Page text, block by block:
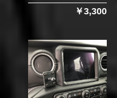
￥3,300